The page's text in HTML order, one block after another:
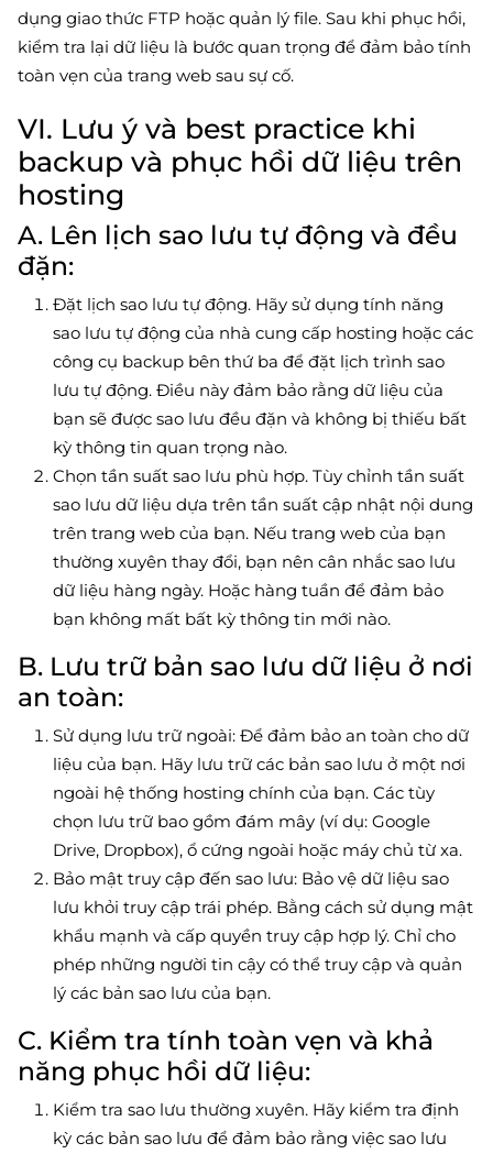
dụng giao thức FTP hoặc quản lý file. Sau khi phục hồi,
kiểm tra lại dữ liệu là bước quan trọng để đảm bảo tính
toàn vẹn của trang web sau sự cố.
VI. Lưu ý và best practice khi
backup và phục hồi dữ liệu trên
hosting
A. Lên lịch sao lưu tự động và đều
đặn:
Đặt lịch sao lưu tự động. Hãy sử dụng tính năng
sao lưu tự động của nhà cung cấp hosting hoặc các
công cụ backup bên thứ ba để đặt lịch trình sao
lưu tự động. Điều này đảm bảo rằng dữ liệu của
bạn sẽ được sao lưu đều đặn và không bị thiếu bất
kỳ thông tin quan trọng nào.
Chọn tần suất sao lưu phù hợp. Tùy chỉnh tần suất
sao lưu dữ liệu dựa trên tần suất cập nhật nội dung
trên trang web của bạn. Nếu trang web của bạn
thường xuyên thay đổi, bạn nên cân nhắc sao lưu
dữ liệu hàng ngày. Hoặc hàng tuần để đảm bảo
bạn không mất bất kỳ thông tin mới nào.
B. Lưu trữ bản sao lưu dữ liệu ở nơi
an toàn:
Sử dụng lưu trữ ngoài: Để đảm bảo an toàn cho dữ
liệu của bạn. Hãy lưu trữ các bản sao lưu ở một nơi
ngoài hệ thống hosting chính của bạn. Các tùy
chọn lưu trữ bao gồm đám mây (ví dụ: Google
Drive, Dropbox), ổ cứng ngoài hoặc máy chủ từ xa.
Bảo mật truy cập đến sao lưu: Bảo vệ dữ liệu sao
lưu khỏi truy cập trái phép. Bằng cách sử dụng mật
khẩu mạnh và cấp quyền truy cập hợp lý. Chỉ cho
phép những người tin cậy có thể truy cập và quản
lý các bản sao lưu của bạn.
C. Kiểm tra tính toàn vẹn và khả
năng phục hồi dữ liệu:
Kiểm tra sao lưu thường xuyên. Hãy kiểm tra định
kỳ các bản sao lưu để đảm bảo rằng việc sao lưu